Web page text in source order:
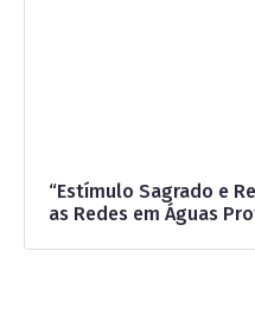
“Estímulo Sagrado e
as Redes em Águas